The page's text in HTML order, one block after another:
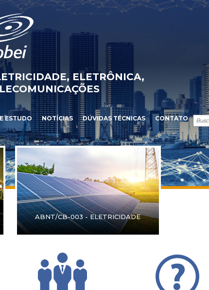
ELETRÔNICA,
ESTUDO NOTÍCIAS DÚVIDAS TÉCNICAS CONTATO
ABNT/CB-003 - ELETRICIDADE